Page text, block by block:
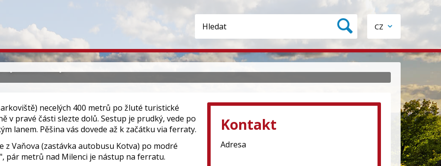
CZ
– Ústí nad Labem
necelých 400 metrů po žluté turistické
v pravé části slezte dolů. Sestup je prudký, vede po
lanem. Pěšina vás dovede až k začátku via ferraty.
Vaňova (zastávka autobusu Kotva) po modré
pár metrů nad Milenci je nástup na ferratu.
Kontakt
Adresa